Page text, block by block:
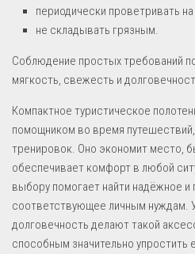
периодически проветривать
не складывать грязным.
Соблюдение простых требований
мягкость, свежесть и
Компактное туристическое
помощником во время
тренировок. Оно экономит место,
обеспечивает комфорт в любой
выбору помогает найти надёжное и
соответствующее личным нуждам.
долговечность делают такой
способным значительно упростить